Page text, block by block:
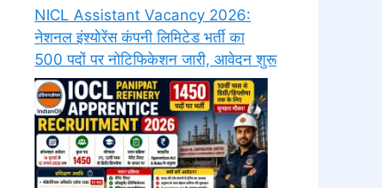
NICL Assistant Vacancy 2026:
नेशनल इंश्योरेंस कंपनी लिमिटेड भर्ती का
500 पदों पर नोटिफिकेशन जारी, आवेदन शुरू